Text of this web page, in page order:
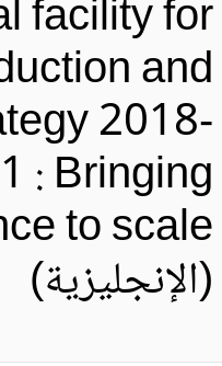
facility
:
to